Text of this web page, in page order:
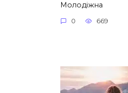
Молодіжна
0 669